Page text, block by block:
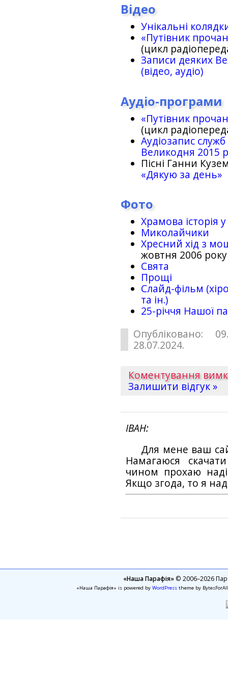
Відео
Унікальні
«Путівник
(цикл
Записи деяких
(відео, аудіо)
Аудіо-програми
«Путівник
(цикл
Аудіозапис
Великодня 2015
Пісні Ганни
«Дякую за день»
Фото
Храмова історія
Миколайчики
Хресний хід з
жовтня 2006 року
Свята
Прощі
Слайд-фільм
та ін.)
25-рiччя Нашої
Опубліковано:
28.07.2024.
Коментування
Залишити відгук »
ІВАН
Для мене ваш
Намагаюся
чином прохаю
Якщо згода, то я
«Наша Парафія»© 2006–2026
«Наша Парафія» is powered by WordPresstheme by